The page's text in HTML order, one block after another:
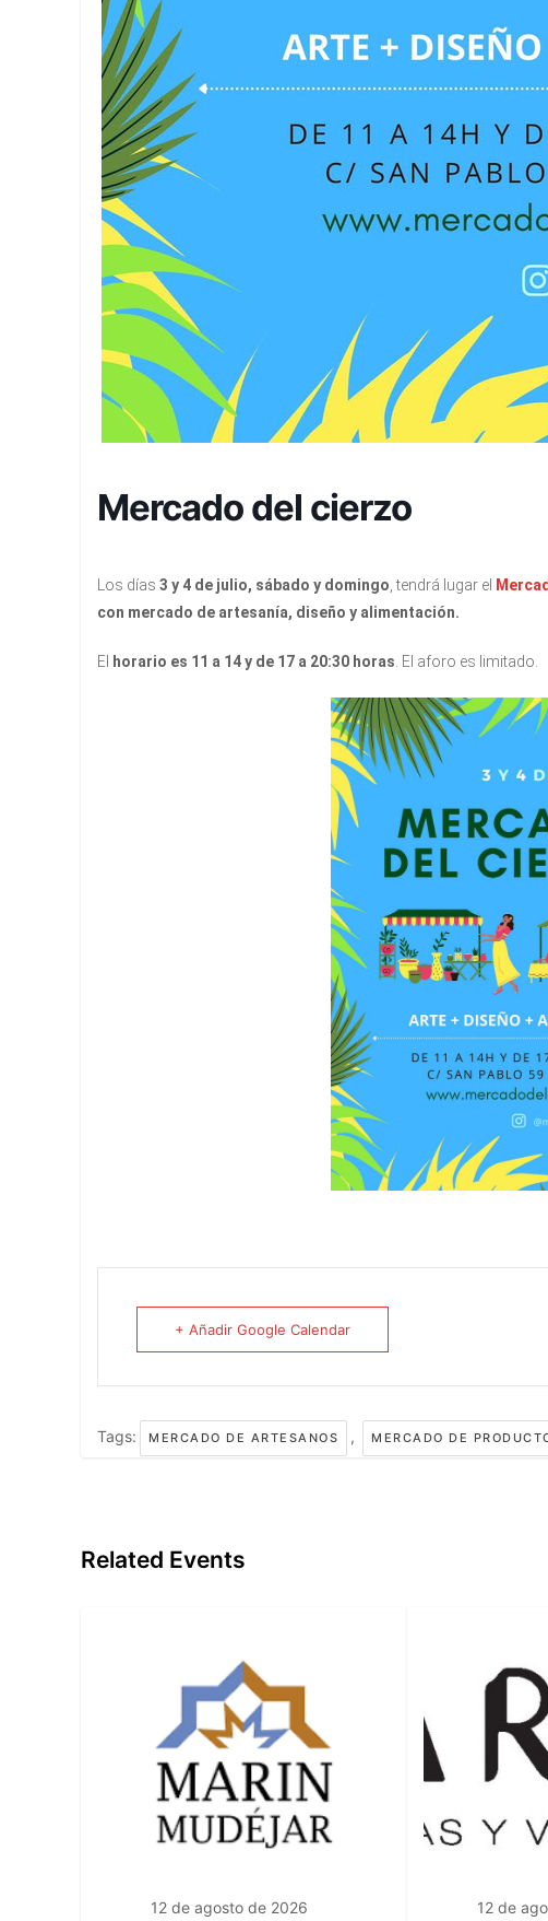
Mercado del cierzo
Los días 3 y 4 de julio, sábado y domingo , tendrá lugar el
con mercado de artesanía, diseño y alimentación.
El horario es 11 a 14 y de 17 a 20:30 horas . El aforo es limitado.
+ Añadir Google Calendar
Tags: MERCADO DE ARTESANOS , MERCADO DE
Related Events
12 de agosto de 2026 12 de